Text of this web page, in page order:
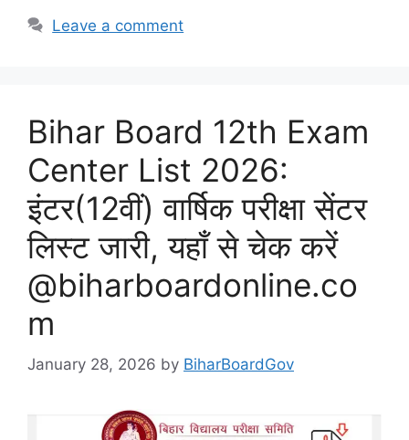
Leave a comment
Bihar Board 12th Exam
Center List 2026:
इंटर(12वीं) वार्षिक परीक्षा सेंटर
लिस्ट जारी, यहाँ से चेक करें
@biharboardonline.co
m
January 28, 2026 by BiharBoardGov